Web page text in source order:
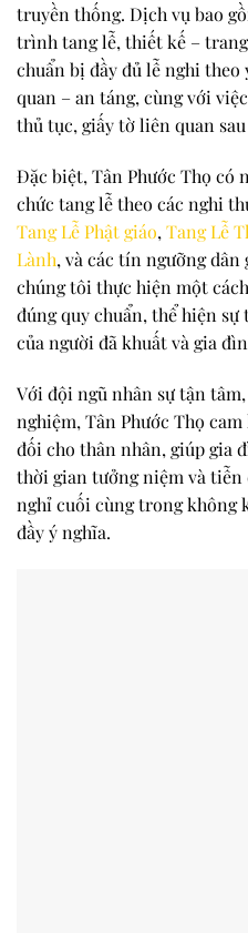
truyền thống. Dịch vụ bao
trình tang lễ, thiết kế –
chuẩn bị đầy đủ lễ nghi
quan – an táng, cùng với
thủ tục, giấy tờ liên quan
Đặc biệt, Tân Phước Thọ có
chức tang lễ theo các nghi
Tang Lễ Phật giáo, Tang Lễ
Lành, và các tín ngưỡng
chúng tôi thực hiện một
đúng quy chuẩn, thể hiện
của người đã khuất và gia
Với đội ngũ nhân sự tận
nghiệm, Tân Phước Thọ
đối cho thân nhân, giúp gia
thời gian tưởng niệm và tiễn
nghỉ cuối cùng trong không
đầy ý nghĩa.